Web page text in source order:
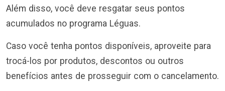
Além disso, você deve resgatar seus pontos
acumulados no programa Léguas.
Caso você tenha pontos disponíveis, aproveite para
trocá-los por produtos, descontos ou outros
benefícios antes de prosseguir com o cancelamento.